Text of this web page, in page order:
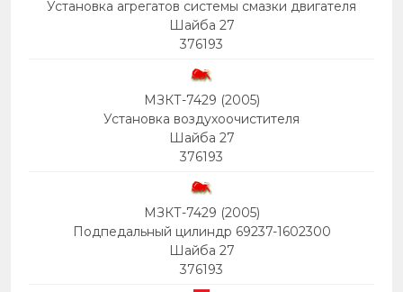
Установка агрегатов системы смазки двигателя
Шайба 27
376193
МЗКТ-7429 (2005)
Установка воздухоочистителя
Шайба 27
376193
МЗКТ-7429 (2005)
Подпедальный цилиндр 69237-1602300
Шайба 27
376193